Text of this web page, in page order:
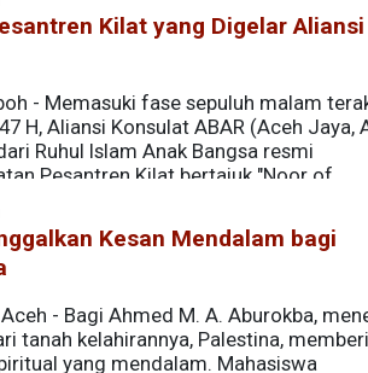
Kilat yang Digelar Aliansi
- Memasuki fase sepuluh malam
H, Aliansi Konsulat ABAR (Aceh Jaya,
Ruhul Islam Anak Bangsa resmi
Pesantren Kilat bertajuk "Noor of
Kesan Mendalam bagi
Aceh - Bagi Ahmed M. A. Aburokba,
tanah kelahirannya, Palestina,
yang mendalam. Mahasiswa